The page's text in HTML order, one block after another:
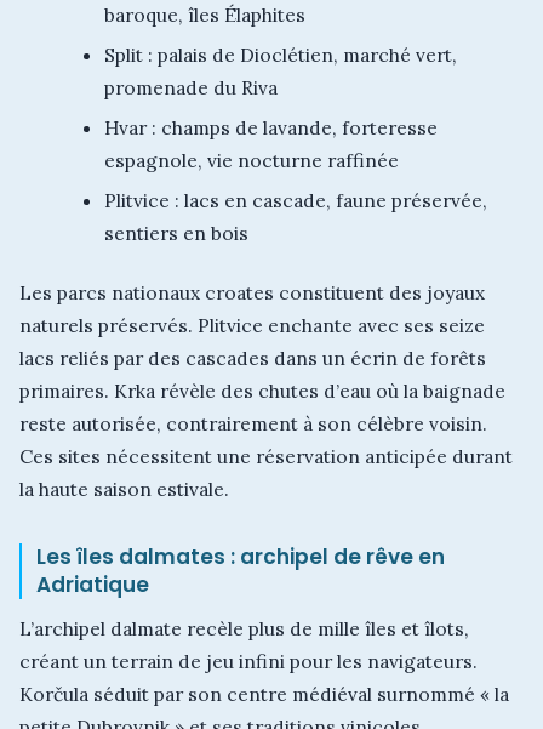
baroque, îles Élaphites
Split : palais de Dioclétien, marché vert,
promenade du Riva
Hvar : champs de lavande, forteresse
espagnole, vie nocturne raffinée
Plitvice : lacs en cascade, faune préservée,
sentiers en bois
Les parcs nationaux croates constituent des joyaux
naturels préservés. Plitvice enchante avec ses seize
lacs reliés par des cascades dans un écrin de forêts
primaires. Krka révèle des chutes d’eau où la baignade
reste autorisée, contrairement à son célèbre voisin.
Ces sites nécessitent une réservation anticipée durant
la haute saison estivale.
Les îles dalmates : archipel de rêve en
Adriatique
L’archipel dalmate recèle plus de mille îles et îlots,
créant un terrain de jeu infini pour les navigateurs.
Korčula séduit par son centre médiéval surnommé « la